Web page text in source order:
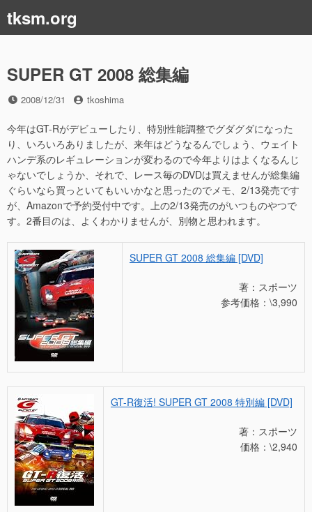
ン
テ
ツ
へ
ス
ッ
tksm.org
SUPER GT 2008 総集編
投
日
2008/12/31
投
者
tkoshima
今年はGT-Rがデビューしたり、特別性能調整でグダグダになった
り、いろいろありましたが、来年はどうなるんでしょう、ウェイト
ハンデ系のレギュレーションが変わるので今年よりはよくなるんじ
ゃないでしょうか、それで、レース毎のDVDは買えませんが総集編
ぐらいなら買っといてもいいかなと思ったのでメモ、2/13発売です
が、Amazonで予約受付中です。上の2/13発売のがいつものやつで
す。2番目のは、よくわかりませんが、別物と思われます。
SUPER GT 2008 総集編 [DVD]
著：スポーツ
参考価格：\3,990
GT-R復活! SUPER GT 2008 特別編 [DVD]
著：スポーツ
価格：\2,940